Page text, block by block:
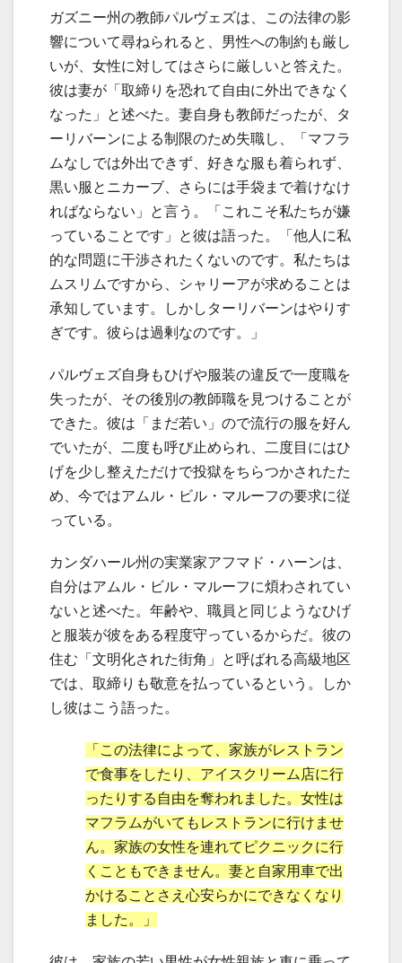
ガズニー州の教師パルヴェズは、この法律の影
響について尋ねられると、男性への制約も厳し
いが、女性に対してはさらに厳しいと答えた。
彼は妻が「取締りを恐れて自由に外出できなく
なった」と述べた。妻自身も教師だったが、タ
ーリバーンによる制限のため失職し、「マフラ
ムなしでは外出できず、好きな服も着られず、
黒い服とニカーブ、さらには手袋まで着けなけ
ればならない」と言う。「これこそ私たちが嫌
っていることです」と彼は語った。「他人に私
的な問題に干渉されたくないのです。私たちは
ムスリムですから、シャリーアが求めることは
承知しています。しかしターリバーンはやりす
ぎです。彼らは過剰なのです。」
パルヴェズ自身もひげや服装の違反で一度職を
失ったが、その後別の教師職を見つけることが
できた。彼は「まだ若い」ので流行の服を好ん
でいたが、二度も呼び止められ、二度目にはひ
げを少し整えただけで投獄をちらつかされたた
め、今ではアムル・ビル・マルーフの要求に従
っている。
カンダハール州の実業家アフマド・ハーンは、
自分はアムル・ビル・マルーフに煩わされてい
ないと述べた。年齢や、職員と同じようなひげ
と服装が彼をある程度守っているからだ。彼の
住む「文明化された街角」と呼ばれる高級地区
では、取締りも敬意を払っているという。しか
し彼はこう語った。
「この法律によって、家族がレストラン
で食事をしたり、アイスクリーム店に行
ったりする自由を奪われました。女性は
マフラムがいてもレストランに行けませ
ん。家族の女性を連れてピクニックに行
くこともできません。妻と自家用車で出
かけることさえ心安らかにできなくなり
ました。」